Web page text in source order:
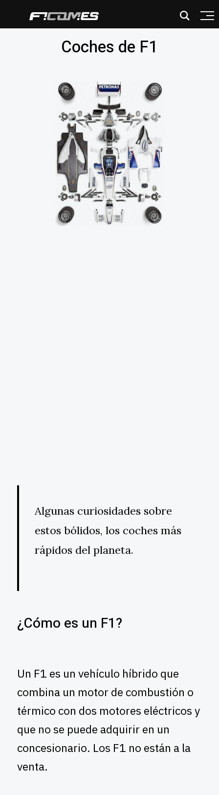
Coches de F1
Algunas curiosidades sobre
estos bólidos, los coches más
rápidos del planeta.
¿Cómo es un F1?
Un F1 es un vehículo híbrido que
combina un motor de combustión o
térmico con dos motores eléctricos y
que no se puede adquirir en un
concesionario. Los F1 no están a la
venta.